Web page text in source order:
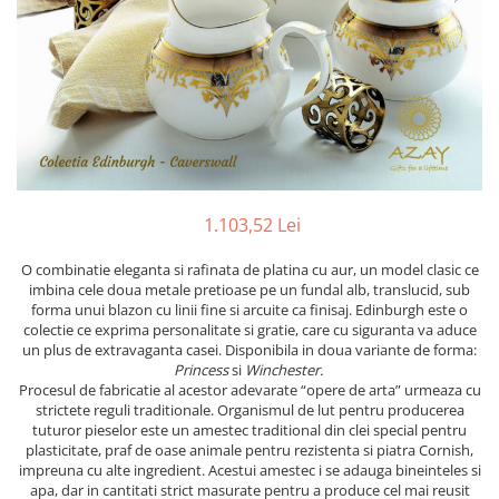
SUB 500
SUB 200
SUB 1000
SUB 2000
SUB 3000
SUB 5000
PRODUSE
CĂNI
ACCESORII PENTRU MASĂ
SET CEAI &AMP; DESERT
CEASURI DE INTERIOR
OBIECTE DECORATIVE
VAZE DECORATIVE
PRODUSE PENTRU CURĂŢAT
ACCESORII DECORATIVE
SETURI DE CAFEA
BRANDURI
ROYAL ALBERT
AZAY CASA
JL COQUET
PORTMEIRION
VILLA ALTACHIARA
PIP STUDIO
COLECȚII
MIRANDA KERR
NEW COUNTRY ROSES PINK
ROSECONFETTI
POLKA ROSE
BOXE
CORPURI DE ILUMINAT
TROFEE
BRANDURI
WATERFORD
VALENTI
SALVIATI
ROYAL ALBERT
PORTMEIRION
AZAY CASA
CHINELLI
COLECTII
BOURGOGNE
LUXE
SETURI PENTRU CAVIAR
PAHARE SI CANI
ACCESORII BIROU
SUPORTURI PENTRU PRAJITURI
CASETE DE BIJUTERII
BRANDURI
ARTHUR PRICE OF ENGLAND
CHINELLI
AZAY CASA
VERA WANG
WEDGWOOD
ROYAL DOULTON
COLECTII
GOCCIA
1.103,52 Lei
O combinatie eleganta si rafinata de platina cu aur, un model clasic ce
imbina cele doua metale pretioase pe un fundal alb, translucid, sub
forma unui blazon cu linii fine si arcuite ca finisaj. Edinburgh este o
colectie ce exprima personalitate si gratie, care cu siguranta va aduce
un plus de extravaganta casei. Disponibila in doua variante de forma:
Princesssi Winchester.
Procesul de fabricatie al acestor adevarate “opere de arta” urmeaza cu
strictete reguli traditionale. Organismul de lut pentru producerea
tuturor pieselor este un amestec traditional din clei special pentru
plasticitate, praf de oase animale pentru rezistenta si piatra Cornish,
impreuna cu alte ingredient. Acestui amestec i se adauga bineinteles si
apa, dar in cantitati strict masurate pentru a produce cel mai reusit